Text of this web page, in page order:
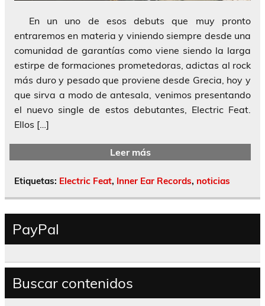
En un uno de esos debuts que muy pronto
entraremos en materia y viniendo siempre desde una
comunidad de garantías como viene siendo la larga
estirpe de formaciones prometedoras, adictas al rock
más duro y pesado que proviene desde Grecia, hoy y
que sirva a modo de antesala, venimos presentando
el nuevo single de estos debutantes, Electric Feat.
Ellos […]
Leer más
Etiquetas: Electric Feat, Inner Ear Records, noticias
PayPal
Buscar contenidos